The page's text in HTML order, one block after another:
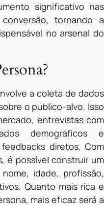
significativo nas
tornando a
no arsenal do
a coleta de dados
o público-alvo. Isso
entrevistas com
demográficos e
diretos. Com
é possível construir um
idade, profissão,
Quanto mais rica e
mais eficaz será a